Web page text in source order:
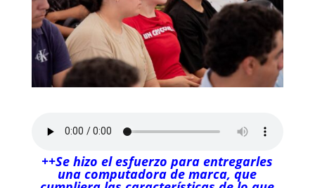
++Se hizo el esfuerzo para entregarles
una computadora de marca, que